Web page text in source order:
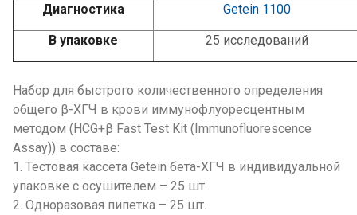
Диагностика Getein 1100
В упаковке 25 исследований
Набор для быстрого количественного определения
общего β-ХГЧ в крови иммунофлуоресцентным
методом (HCG+β Fast Test Kit (Immunofluorescence
Assay)) в составе:
1. Тестовая кассета Getein бета-ХГЧ в индивидуальной
упаковке с осушителем – 25 шт.
2. Одноразовая пипетка – 25 шт.